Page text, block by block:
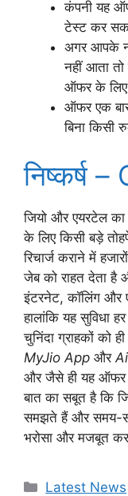
कंपनी यह
टेस्ट कर
अगर आपके
नहीं आता
ऑफर के लिए
ऑफर एक
बिना किसी
निष्कर्ष
जियो और एयरटेल का
के लिए किसी बड़े
रिचार्ज कराने में
जेब को राहत देता है
इंटरनेट, कॉलिंग और
हालांकि यह सुविधा
चुनिंदा ग्राहकों को
MyJio App और
और जैसे ही यह ऑफर
बात का सबूत है कि
समझते हैं और समय-
भरोसा और मजबूत
Categories
Latest News